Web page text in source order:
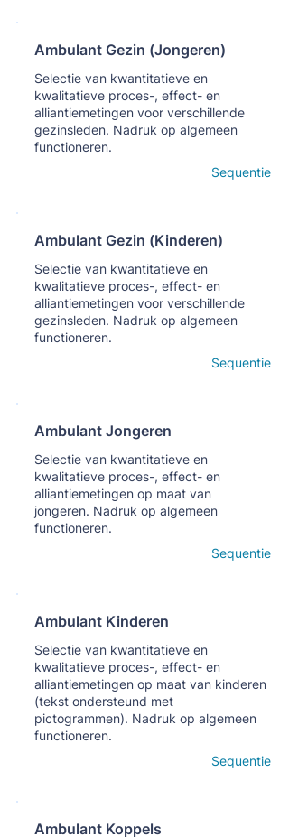
Ambulant Gezin (Jongeren)
Selectie van kwantitatieve en
kwalitatieve proces-, effect- en
alliantiemetingen voor verschillende
gezinsleden. Nadruk op algemeen
functioneren.
Кнопка
Sequentie
Ambulant Gezin (Kinderen)
Selectie van kwantitatieve en
kwalitatieve proces-, effect- en
alliantiemetingen voor verschillende
gezinsleden. Nadruk op algemeen
functioneren.
Кнопка
Sequentie
Ambulant Jongeren
Selectie van kwantitatieve en
kwalitatieve proces-, effect- en
alliantiemetingen op maat van
jongeren. Nadruk op algemeen
functioneren.
Кнопка
Sequentie
Ambulant Kinderen
Selectie van kwantitatieve en
kwalitatieve proces-, effect- en
alliantiemetingen op maat van kinderen
(tekst ondersteund met
pictogrammen). Nadruk op algemeen
functioneren.
Кнопка
Sequentie
Ambulant Koppels